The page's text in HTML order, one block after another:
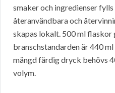
smaker och ingredienser
återanvändbara och
skapas lokalt. 500 ml flaskor
branschstandarden är 440
mängd färdig dryck behövs
volym.